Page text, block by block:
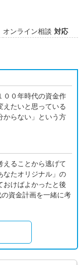
オンライン相談 対応
００年時代の資金作
えたいと思っている
からない」という方
えることから逃げて
なたオリジナル」の
おけばよかったと後
資金計画を一緒に考